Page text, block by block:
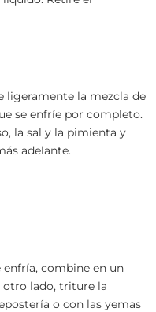
ligeramente la mezcla de
se enfríe por completo.
la sal y la pimienta y
adelante.
enfría, combine en un
otro lado, triture la
o con las yemas